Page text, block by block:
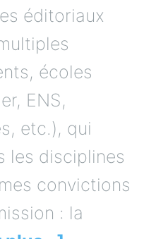
éditoriaux
écoles
ENS,
etc.), qui
les disciplines
convictions
: la